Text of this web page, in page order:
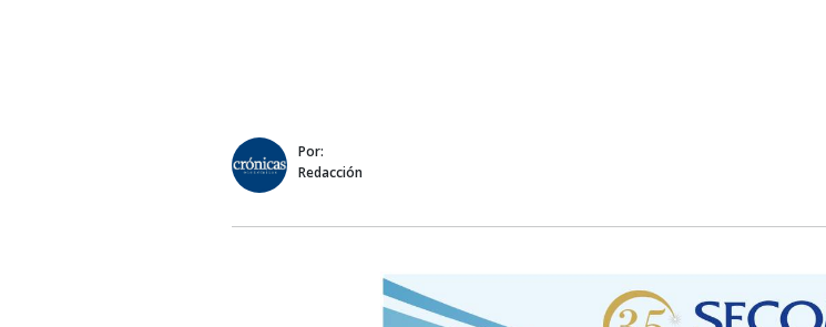
Por:
Redacción